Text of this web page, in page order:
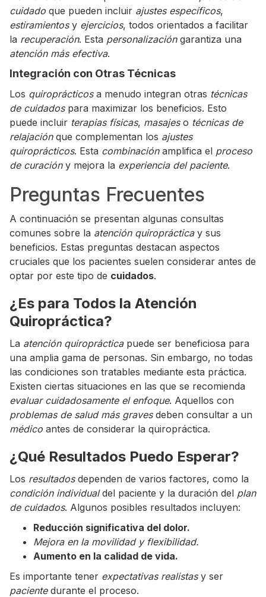
cuidado que pueden incluir ajustes específicos,
estiramientosy ejercicios, todos orientados a facilitar
la recuperación. Esta personalizacióngarantiza una
atención más efectiva.
Integración con Otras Técnicas
Los quiroprácticosa menudo integran otras técnicas
de cuidadospara maximizar los beneficios. Esto
puede incluir terapias físicas, masajeso técnicas de
relajaciónque complementan los ajustes
quiroprácticos. Esta combinaciónamplifica el proceso
de curacióny mejora la experiencia del paciente.
Preguntas Frecuentes
A continuación se presentan algunas consultas
comunes sobre la atención quiroprácticay sus
beneficios. Estas preguntas destacan aspectos
cruciales que los pacientes suelen considerar antes de
optar por este tipo de cuidados.
¿Es para Todos la Atención
Quiropráctica?
La atención quiroprácticapuede ser beneficiosa para
una amplia gama de personas. Sin embargo, no todas
las condiciones son tratables mediante esta práctica.
Existen ciertas situaciones en las que se recomienda
evaluar cuidadosamente el enfoque. Aquellos con
problemas de salud más gravesdeben consultar a un
médico antes de considerar la quiropráctica.
¿Qué Resultados Puedo Esperar?
Los resultadosdependen de varios factores, como la
condición individualdel paciente y la duración del plan
de cuidados. Algunos posibles resultados incluyen:
Reducción significativa del dolor.
Mejora en la movilidad y flexibilidad.
Aumento en la calidad de vida.
Es importante tener expectativas realistasy ser
pacientedurante el proceso.